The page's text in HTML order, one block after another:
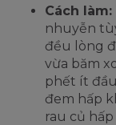
Cách làm:
nhuyễn
đều lòng
vừa băm
phết ít
đem hấp
rau củ